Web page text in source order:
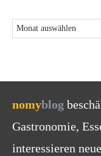
nomyblog
Gastronomie,
interessieren